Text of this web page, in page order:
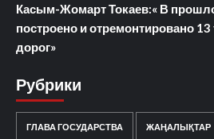
Касым-Жомарт Токаев:« В
построено и отремонтировано
дорог»
Рубрики
ГЛАВА ГОСУДАРСТВА ЖАҢАЛЫҚТАР